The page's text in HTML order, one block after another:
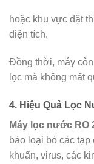
hoặc khu vực đặt
diện tích.
Đồng thời, máy
lọc mà không mất
4. Hiệu Quả Lọc
Máy lọc nước RO
bảo loại bỏ các
khuẩn, virus, các